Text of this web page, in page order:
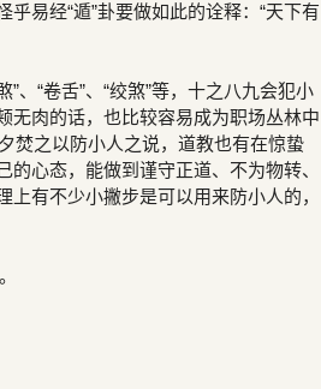
易经“遁”卦要做如此的诠释：“天下有
、“卷舌”、“绞煞”等，十之八九会犯小
无肉的话，也比较容易成为职场丛林中
焚之以防小人之说，道教也有在惊蛰
心态，能做到谨守正道、不为物转、
有不少小撇步是可以用来防小人的，